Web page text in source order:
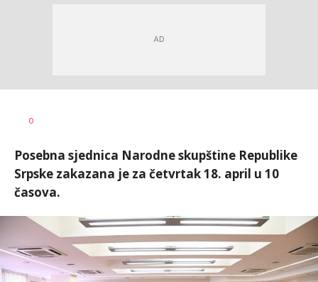
AUTOR
0
Posebna sjednica Narodne skupštine Republike
Srpske zakazana je za četvrtak 18. april u 10
časova.